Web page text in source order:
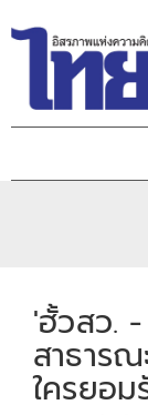
'ฮั้วสว.
สาธาร
ใครยอม